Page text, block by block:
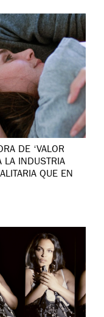
DE ‘VALOR
LA INDUSTRIA
QUE EN